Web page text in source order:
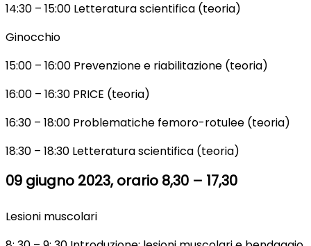
14:30 – 15:00 Letteratura scientifica (teoria)
Ginocchio
15:00 – 16:00 Prevenzione e riabilitazione (teoria)
16:00 – 16:30 PRICE (teoria)
16:30 – 18:00 Problematiche femoro-rotulee (teoria)
18:30 – 18:30 Letteratura scientifica (teoria)
09 giugno 2023, orario 8,30 – 17,30
Lesioni muscolari